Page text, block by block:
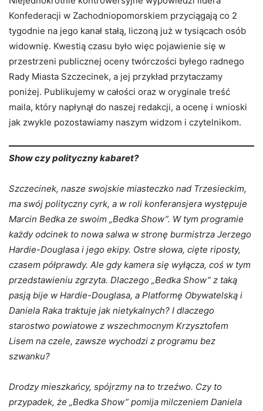
Konfederacji w Zachodniopomorskiem przyciągają co 2
tygodnie na jego kanał stałą, liczoną już w tysiącach osób
widownię. Kwestią czasu było więc pojawienie się w
przestrzeni publicznej oceny twórczości byłego radnego
Rady Miasta Szczecinek, a jej przykład przytaczamy
poniżej. Publikujemy w całości oraz w oryginale treść
maila, który napłynął do naszej redakcji, a ocenę i wnioski
jak zwykle pozostawiamy naszym widzom i czytelnikom.
Show czy polityczny kabaret?
Szczecinek, nasze swojskie miasteczko nad Trzesieckim,
ma swój polityczny cyrk, a w roli konferansjera występuje
Marcin Bedka ze swoim „Bedka Show”. W tym programie
każdy odcinek to nowa salwa w stronę burmistrza Jerzego
Hardie-Douglasa i jego ekipy. Ostre słowa, cięte riposty,
czasem półprawdy. Ale gdy kamera się wyłącza, coś w tym
przedstawieniu zgrzyta. Dlaczego „Bedka Show” z taką
pasją bije w Hardie-Douglasa, a Platformę Obywatelską i
Daniela Raka traktuje jak nietykalnych? I dlaczego
starostwo powiatowe z wszechmocnym Krzysztofem
Lisem na czele, zawsze wychodzi z programu bez
szwanku?
Drodzy mieszkańcy, spójrzmy na to trzeźwo. Czy to
przypadek, że „Bedka Show” pomija milczeniem Daniela